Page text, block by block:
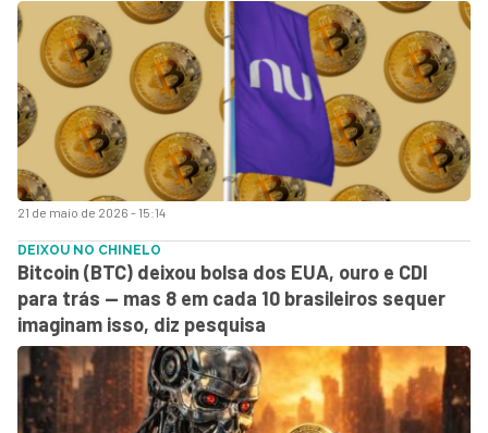
21 de maio de 2026 - 15:14
DEIXOU NO CHINELO
Bitcoin (BTC) deixou bolsa dos EUA, ouro e CDI
para trás — mas 8 em cada 10 brasileiros sequer
imaginam isso, diz pesquisa